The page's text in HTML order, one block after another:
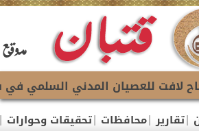
|تقارير |محافظات |تحقيقات وحوارات
لافت للعصيان المدني السلمي في